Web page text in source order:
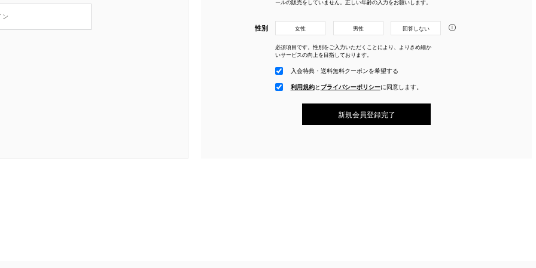
ン
ールの販売をしていません。正しい年齢の入力をお願いします。
性別 女性 男性 回答しない i
必須項目です。性別をご入力いただくことにより、よりきめ細か
いサービスの向上を目指しております。
入会特典・送料無料クーポンを希望する
利用規約と プライバシーポリシーに 同意します。